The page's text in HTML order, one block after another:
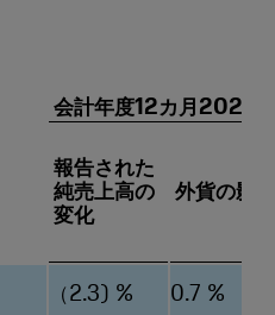
会計年度12カ月2025
報告された
純売上高の
変化
外貨の影響
（2.3) % 0.7 %